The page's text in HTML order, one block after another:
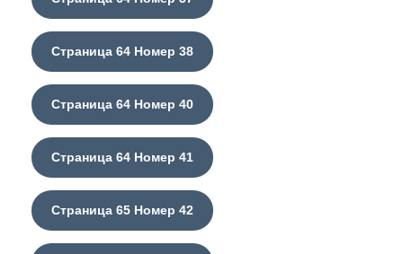
Страница 64 Номер 38
Страница 64 Номер 40
Страница 64 Номер 41
Страница 65 Номер 42